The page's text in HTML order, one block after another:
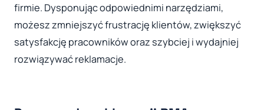
firmie. Dysponując odpowiednimi narzędziami,
możesz zmniejszyć frustrację klientów, zwiększyć
satysfakcję pracowników oraz szybciej i wydajniej
rozwiązywać reklamacje.